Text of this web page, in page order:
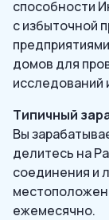
способности
с избыточной
домов для
исследований
Типичный
Вы
делитесь на
соединения и
ежемесячно.